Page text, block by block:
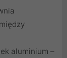
aluminium –